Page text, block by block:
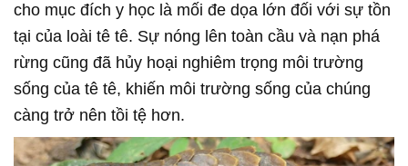
cho mục đích y học là mối đe dọa lớn đối với sự tồn
tại của loài tê tê. Sự nóng lên toàn cầu và nạn phá
rừng cũng đã hủy hoại nghiêm trọng môi trường
sống của tê tê, khiến môi trường sống của chúng
càng trở nên tồi tệ hơn.